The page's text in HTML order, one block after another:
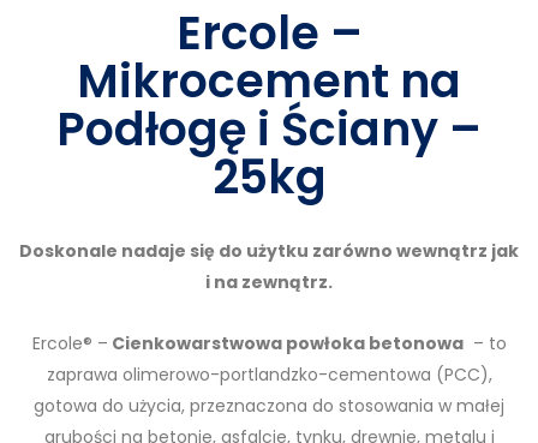
Ercole –
Mikrocement na
Podłogę i Ściany –
25kg
Doskonale nadaje się do użytku zarówno wewnątrz jak
i na zewnątrz.
Ercole® – Cienkowarstwowa powłoka betonowa– to
zaprawa olimerowo-portlandzko-cementowa (PCC),
gotowa do użycia, przeznaczona do stosowania w małej
grubości na betonie, asfalcie, tynku, drewnie, metalu i